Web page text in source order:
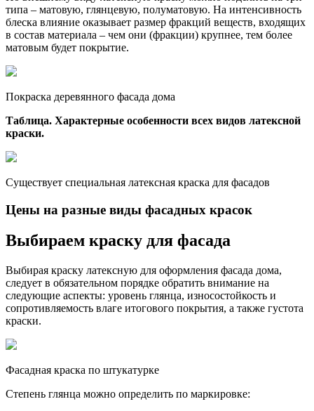
типа – матовую, глянцевую, полуматовую. На интенсивность
блеска влияние оказывает размер фракций веществ, входящих
в состав материала – чем они (фракции) крупнее, тем более
матовым будет покрытие.
Покраска деревянного фасада дома
Таблица. Характерные особенности всех видов латексной
краски.
Существует специальная латексная краска для фасадов
Цены на разные виды фасадных красок
Выбираем краску для фасада
Выбирая краску латексную для оформления фасада дома,
следует в обязательном порядке обратить внимание на
следующие аспекты: уровень глянца, износостойкость и
сопротивляемость влаге итогового покрытия, а также густота
краски.
Фасадная краска по штукатурке
Степень глянца можно определить по маркировке: